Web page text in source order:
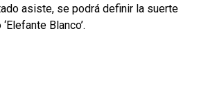
asiste, se podrá definir la suerte
Blanco’.